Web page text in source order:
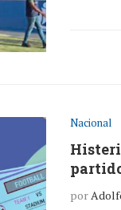
Nacional
por